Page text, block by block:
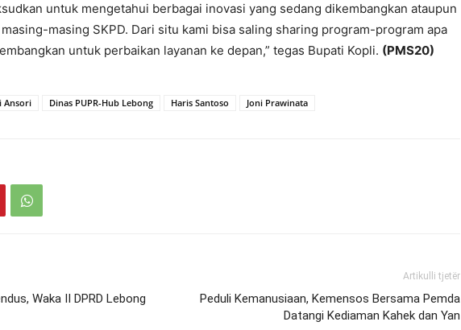
untuk mengetahui berbagai inovasi yang sedang dikembangkan ataupun
masing SKPD. Dari situ kami bisa saling sharing program-program apa
untuk perbaikan layanan ke depan,” tegas Bupati Kopli. (PMS20)
Ansori Dinas PUPR-Hub Lebong Haris Santoso Joni Prawinata
Waka II DPRD Lebong
Artikulli tjetër
Peduli Kemanusiaan, Kemensos Bersama Pemda
Datangi Kediaman Kahek dan Yan